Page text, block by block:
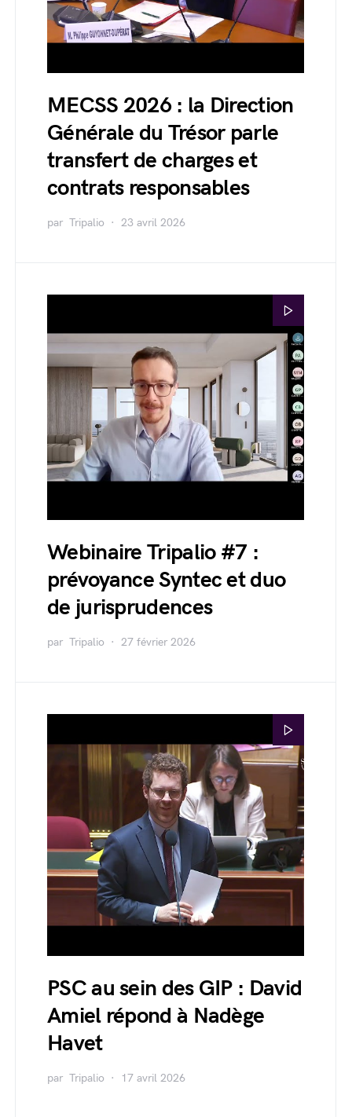
MECSS 2026 : la Direction
Générale du Trésor parle
transfert de charges et
contrats responsables
par Tripalio 23 avril 2026
Webinaire Tripalio #7 :
prévoyance Syntec et duo
de jurisprudences
par Tripalio 27 février 2026
PSC au sein des GIP : David
Amiel répond à Nadège
Havet
par Tripalio 17 avril 2026